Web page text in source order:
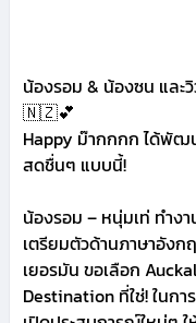
น้องรอม & น้องซน แล
🇳🇿💕
Happy ม๊ากกกก ได้พัฒ
สดชื่นๆ แบบนี้!
น้องรอม – หนุ่มเท่ ทำง
เตรียมตัวด้านภาษาอังก
เยอรมัน ขอเลือก
Destination ที่ใช่! ในก